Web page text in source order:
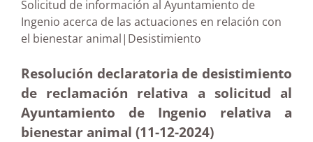
Solicitud de información al Ayuntamiento de
Ingenio acerca de las actuaciones en relación con
el bienestar animal|Desistimiento
Resolución declaratoria de desistimiento
de reclamación relativa a solicitud al
Ayuntamiento de Ingenio relativa a
bienestar animal (11-12-2024)